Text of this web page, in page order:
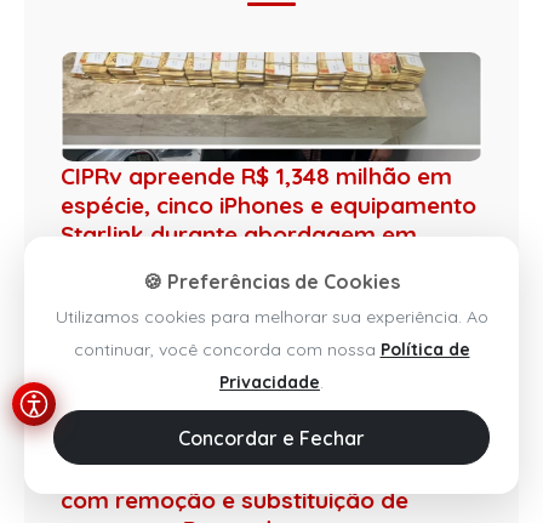
CIPRv apreende R$ 1,348 milhão em
espécie, cinco iPhones e equipamento
Starlink durante abordagem em
06 Ago 2026 / 21h14
Obra da ponte do São Félix avança
com remoção e substituição de
🍪 Preferências de Cookies
Utilizamos cookies para melhorar sua experiência. Ao
continuar, você concorda com nossa Política de
Privacidade.
Concordar e Fechar